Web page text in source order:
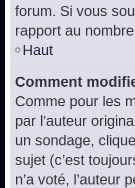
forum. Si vous
rapport au
Haut
Comment
Comme pour les
par l’auteur
un sondage,
sujet (c’est
n’a voté, l’auteur